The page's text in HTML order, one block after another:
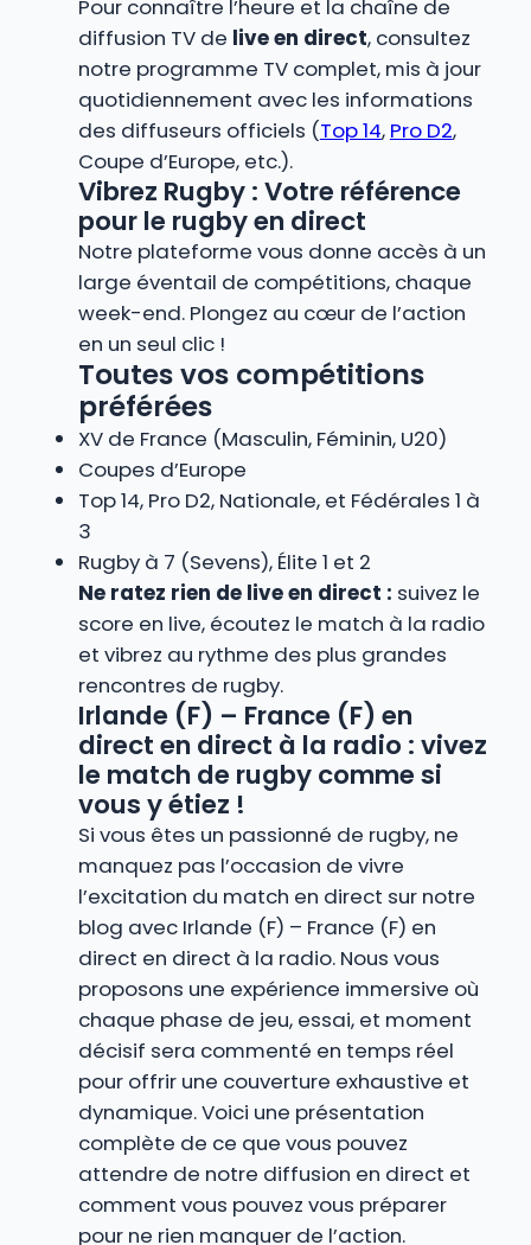
Pour connaître l’heure et la chaîne de
diffusion TV de live en direct, consultez
notre programme TV complet, mis à jour
quotidiennement avec les informations
des diffuseurs officiels (Top 14, Pro D2,
Coupe d’Europe, etc.).
Vibrez Rugby : Votre référence
pour le rugby en direct
Notre plateforme vous donne accès à un
large éventail de compétitions, chaque
week-end. Plongez au cœur de l’action
en un seul clic !
Toutes vos compétitions
préférées
XV de France (Masculin, Féminin, U20)
Coupes d’Europe
Top 14, Pro D2, Nationale, et Fédérales 1 à
3
Rugby à 7 (Sevens), Élite 1 et 2
Ne ratez rien de live en direct : suivez le
score en live, écoutez le match à la radio
et vibrez au rythme des plus grandes
rencontres de rugby.
Irlande (F) – France (F) en
direct en direct à la radio : vivez
le match de rugby comme si
vous y étiez !
Si vous êtes un passionné de rugby, ne
manquez pas l’occasion de vivre
l’excitation du match en direct sur notre
blog avec Irlande (F) – France (F) en
direct en direct à la radio. Nous vous
proposons une expérience immersive où
chaque phase de jeu, essai, et moment
décisif sera commenté en temps réel
pour offrir une couverture exhaustive et
dynamique. Voici une présentation
complète de ce que vous pouvez
attendre de notre diffusion en direct et
comment vous pouvez vous préparer
pour ne rien manquer de l’action.